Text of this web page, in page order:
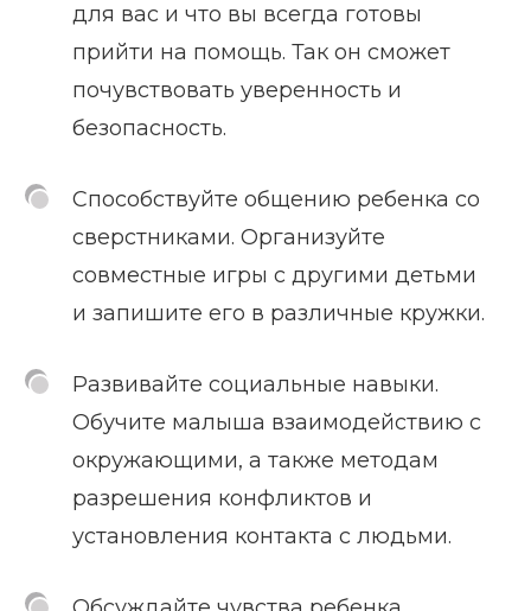
для вас и что вы всегда готовы
прийти на помощь. Так он сможет
почувствовать уверенность и
безопасность.
Способствуйте общению ребенка со
сверстниками. Организуйте
совместные игры с другими детьми
и запишите его в различные кружки.
Развивайте социальные навыки.
Обучите малыша взаимодействию с
окружающими, а также методам
разрешения конфликтов и
установления контакта с людьми.